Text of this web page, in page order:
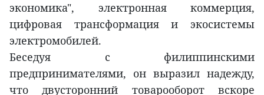
экономика", электронная коммерция,
цифровая трансформация и экосистемы
электромобилей.
Беседуя с филиппинскими
предпринимателями, он выразил надежду,
что двусторонний товарооборот вскоре